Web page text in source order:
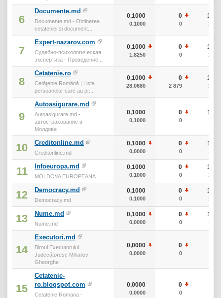
6
Documente.md
Documente.md - Obtinerea
cetateniei si document...
0,1000
0,1000
0
0
10
10
7
Expert-nazarov.com
Судебно-психологическая
экспертиза - Проведение...
0,1000
1,8250
0
0
10
10
8
Cetatenie.ro
Cetăţenie Română | Lista
persoanelor care au pr...
0,1000
28,0680
0
2 879
10
10
9
Autoasigurare.md
Autoasigurare.md -
автострахование в
Молдове
0,1000
0,1000
0
0
10
10
10 Creditonline.md
Creditonline.md
0,1000
0,0000
0
0
10
10
11 Infoeuropa.md
MOLDOVA EUROPEANA
0,1000
0,1000
0
0
10
10
12 Democracy.md
Democracy.md
0,1000
0,1000
0
0
10
10
13 Nume.md
Nume.md
0,1000
0,0000
0
0
10
10
14
Executori.md
Biroul Executorului
Judecătoresc Mihailov
Gheorghe
0,0000
0,0000
0
0
15
Cetatenie-
ro.blogspot.com
Cetatenie Romana -
0,0000
0,0000
0
0